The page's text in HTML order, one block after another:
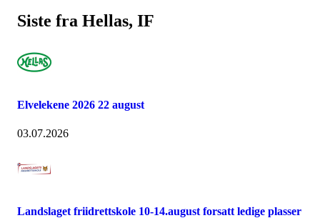
Siste fra Hellas, IF
Elvelekene 2026 22 august
03.07.2026
Landslaget friidrettskole 10-14.august forsatt ledige plasser